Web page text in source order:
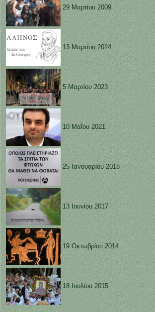
29 Μαρτίου 2009
13 Μαρτίου 2024
5 Μαρτίου 2023
10 Μαΐου 2021
25 Ιανουαρίου 2018
13 Ιουνίου 2017
19 Οκτωβρίου 2014
18 Ιουλίου 2015